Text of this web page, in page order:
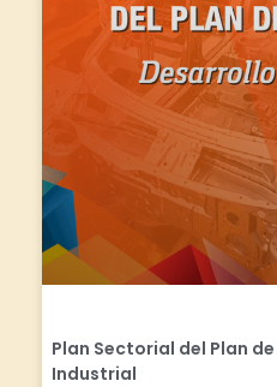
Plan Sectorial del Plan
Industrial